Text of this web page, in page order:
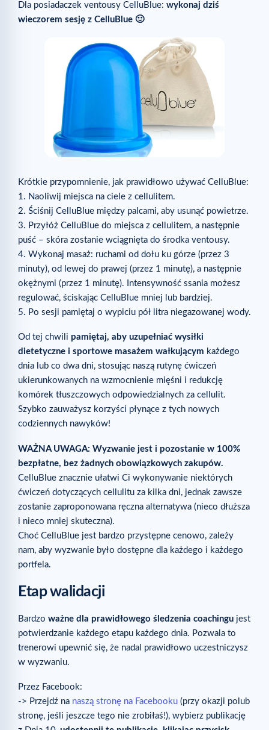
Dla posiadaczek ventousy CelluBlue: wykonaj dziś
wieczorem sesję z CelluBlue 🙂
Krótkie przypomnienie, jak prawidłowo używać CelluBlue:
1. Naoliwij miejsca na ciele z cellulitem.
2. Ściśnij CelluBlue między palcami, aby usunąć powietrze.
3. Przyłóż CelluBlue do miejsca z cellulitem, a następnie
puść – skóra zostanie wciągnięta do środka ventousy.
4. Wykonaj masaż: ruchami od dołu ku górze (przez 3
minuty), od lewej do prawej (przez 1 minutę), a następnie
okężnymi (przez 1 minutę). Intensywność ssania możesz
regulować, ściskając CelluBlue mniej lub bardziej.
5. Po sesji pamiętaj o wypiciu pół litra niegazowanej wody.
Od tej chwili pamiętaj, aby uzupełniać wysiłki
dietetyczne i sportowe masażem wałkującym każdego
dnia lub co dwa dni, stosując naszą rutynę ćwiczeń
ukierunkowanych na wzmocnienie mięśni i redukcję
komórek tłuszczowych odpowiedzialnych za cellulit.
Szybko zauważysz korzyści płynące z tych nowych
codziennych nawyków!
WAŻNA UWAGA: Wyzwanie jest i pozostanie w 100%
bezpłatne, bez żadnych obowiązkowych zakupów.
CelluBlue znacznie ułatwi Ci wykonywanie niektórych
ćwiczeń dotyczących cellulitu za kilka dni, jednak zawsze
zostanie zaproponowana ręczna alternatywa (nieco dłuższa
i nieco mniej skuteczna).
Choć CelluBlue jest bardzo przystępne cenowo, zależy
nam, aby wyzwanie było dostępne dla każdego i każdego
portfela.
Etap walidacji
Bardzo ważne dla prawidłowego śledzenia coachingu jest
potwierdzanie każdego etapu każdego dnia. Pozwala to
trenerowi upewnić się, że nadal prawidłowo uczestniczysz
w wyzwaniu.
Przez Facebook:
-> Przejdź na naszą stronę na Facebooku (przy okazji polub
stronę, jeśli jeszcze tego nie zrobiłaś!), wybierz publikację